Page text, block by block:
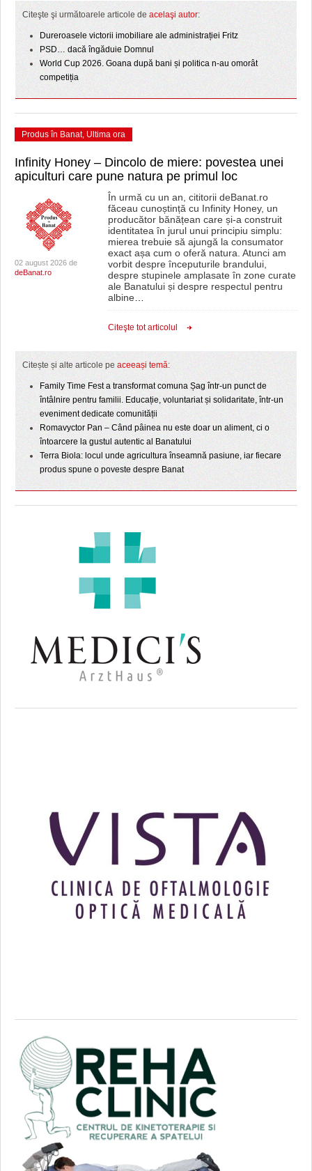
Citeşte şi următoarele articole de acelaşi autor:
Dureroasele victorii imobiliare ale administrației Fritz
PSD… dacă îngăduie Domnul
World Cup 2026. Goana după bani și politica n-au omorât
competiția
Produs în Banat, Ultima ora
Infinity Honey – Dincolo de miere: povestea unei
apiculturi care pune natura pe primul loc
02 august 2026 de
deBanat.ro
În urmă cu un an, cititorii deBanat.ro
făceau cunoștință cu Infinity Honey, un
producător bănățean care și-a construit
identitatea în jurul unui principiu simplu:
mierea trebuie să ajungă la consumator
exact așa cum o oferă natura. Atunci am
vorbit despre începuturile brandului,
despre stupinele amplasate în zone curate
ale Banatului și despre respectul pentru
albine…
Citeşte tot articolul
Citește și alte articole pe aceeași temă:
Family Time Fest a transformat comuna Șag într-un punct de
întâlnire pentru familii. Educație, voluntariat și solidaritate, într-un
eveniment dedicate comunității
Romavyctor Pan – Când pâinea nu este doar un aliment, ci o
întoarcere la gustul autentic al Banatului
Terra Biola: locul unde agricultura înseamnă pasiune, iar fiecare
produs spune o poveste despre Banat